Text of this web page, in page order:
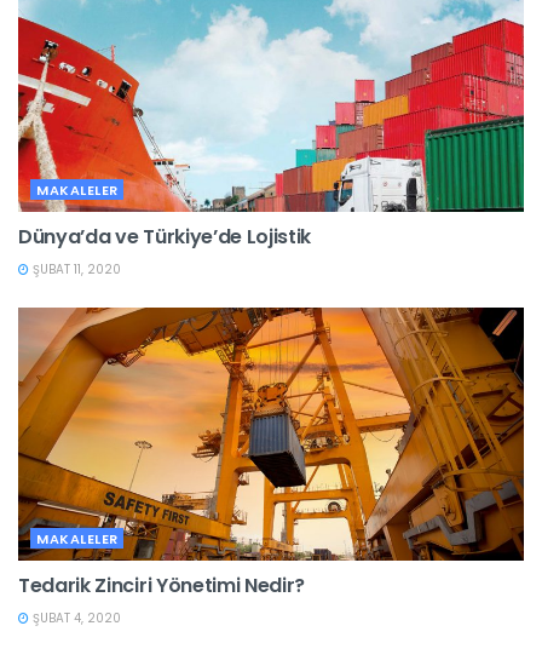
MAKALELER
Dünya’da ve Türkiye’de Lojistik
ŞUBAT 11, 2020
MAKALELER
Tedarik Zinciri Yönetimi Nedir?
ŞUBAT 4, 2020